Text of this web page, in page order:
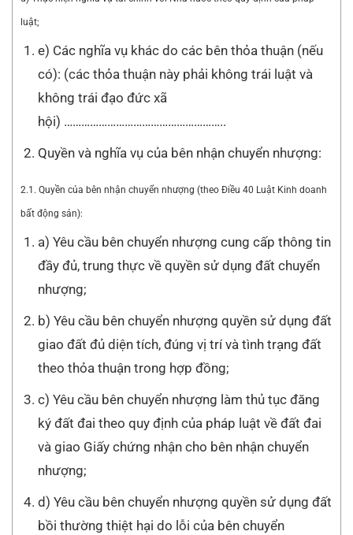
luật;
e) Các nghĩa vụ khác do các bên thỏa thuận (nếu
có): (các thỏa thuận này phải không trái luật và
không trái đạo đức xã
hội) ………………………………………………..
Quyền và nghĩa vụ của bên nhận chuyển nhượng:
2.1. Quyền của bên nhận chuyển nhượng (theo Điều 40 Luật Kinh doanh
bất động sản):
a) Yêu cầu bên chuyển nhượng cung cấp thông tin
đầy đủ, trung thực về quyền sử dụng đất chuyển
nhượng;
b) Yêu cầu bên chuyển nhượng quyền sử dụng đất
giao đất đủ diện tích, đúng vị trí và tình trạng đất
theo thỏa thuận trong hợp đồng;
c) Yêu cầu bên chuyển nhượng làm thủ tục đăng
ký đất đai theo quy định của pháp luật về đất đai
và giao Giấy chứng nhận cho bên nhận chuyển
nhượng;
d) Yêu cầu bên chuyển nhượng quyền sử dụng đất
bồi thường thiệt hại do lỗi của bên chuyển